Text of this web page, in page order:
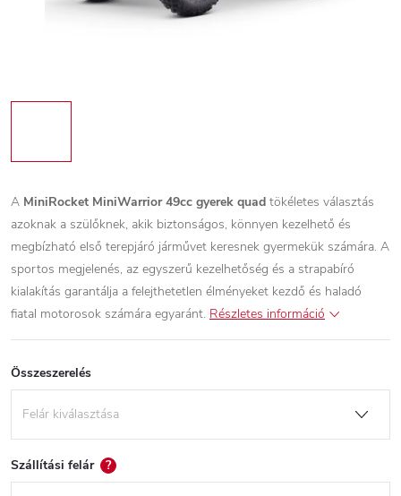
A MiniRocket MiniWarrior 49cc gyerek quad tökéletes választás
azoknak a szülőknek, akik biztonságos, könnyen kezelhető és
megbízható első terepjáró járművet keresnek gyermekük számára. A
sportos megjelenés, az egyszerű kezelhetőség és a strapabíró
kialakítás garantálja a felejthetetlen élményeket kezdő és haladó
fiatal motorosok számára egyaránt. Részletes információ
Összeszerelés
Szállítási felár ?